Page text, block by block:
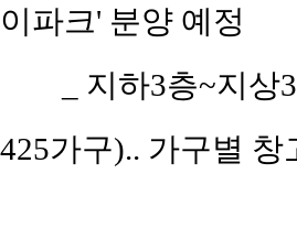
이파크' 분양 예정
_ 지하3층~지
425가구).. 가구별 창